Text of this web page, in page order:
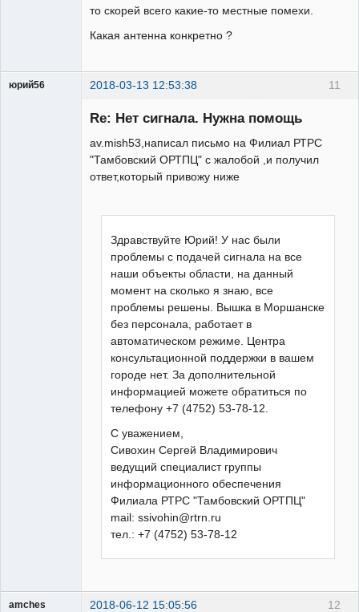
то скорей всего какие-то местные помехи.
Какая антенна конкретно ?
11
юрий56 2018-03-13 12:53:38
Re: Нет сигнала. Нужна помощь
av.mish53,написал письмо на Филиал РТРС
"Тамбовский ОРТПЦ" с жалобой ,и получил
ответ,который привожу ниже
Здравствуйте Юрий! У нас были
проблемы с подачей сигнала на все
наши объекты области, на данный
момент на сколько я знаю, все
проблемы решены. Вышка в Моршанске
без персонала, работает в
автоматическом режиме. Центра
консультационной поддержки в вашем
городе нет. За дополнительной
информацией можете обратиться по
телефону +7 (4752) 53-78-12.
С уважением,
Сивохин Сергей Владимирович
ведущий специалист группы
информационного обеспечения
Филиала РТРС "Тамбовский ОРТПЦ"
mail: ssivohin@rtrn.ru
тел.: +7 (4752) 53-78-12
12
amches 2018-06-12 15:05:56